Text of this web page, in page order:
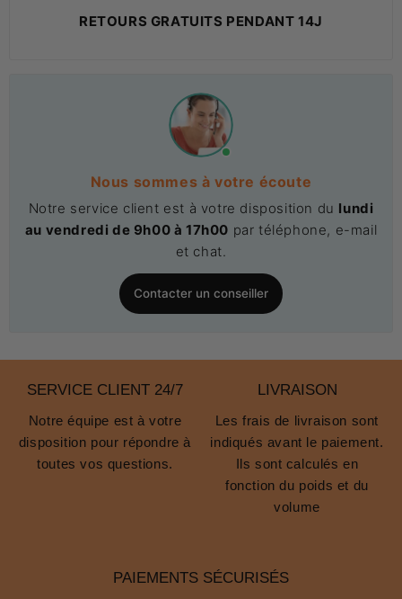
RETOURS GRATUITS PENDANT 14J
Nous sommes à votre écoute
Notre service client est à votre disposition du lundi
au vendredi de 9h00 à 17h00 par téléphone, e-mail
et chat.
Contacter un conseiller
SERVICE CLIENT 24/7
Notre équipe est à votre
disposition pour répondre à
toutes vos questions.
LIVRAISON
Les frais de livraison sont
indiqués avant le paiement.
Ils sont calculés en
fonction du poids et du
volume
PAIEMENTS SÉCURISÉS